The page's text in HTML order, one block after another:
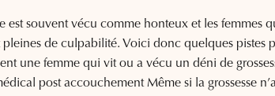
est souvent vécu comme honteux et les femmes
de culpabilité. Voici donc quelques pistes
une femme qui vit ou a vécu un déni de
post accouchement Même si la grossesse